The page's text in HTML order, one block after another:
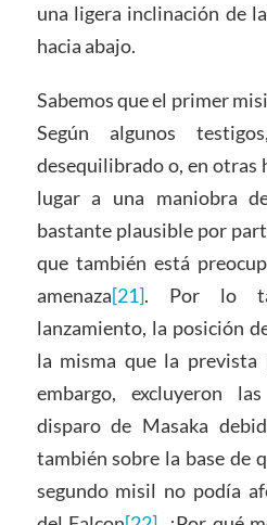
una ligera inclinación de
hacia abajo.
Sabemos que el primer
Según algunos
desequilibrado o, en otras
lugar a una maniobra
bastante plausible por
que también está
amenaza[21]. Por lo
lanzamiento, la posición
la misma que la prevista
embargo, excluyeron
disparo de Masaka
también sobre la base de
segundo misil no podía